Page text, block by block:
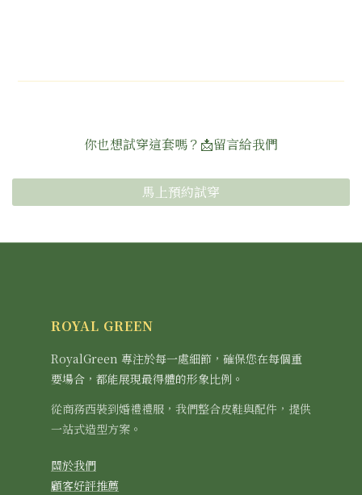
你也想試穿這套嗎？📩留言給我們
馬上預約試穿
ROYAL GREEN
RoyalGreen 專注於每一處細節，確保您在每個重
要場合，都能展現最得體的形象比例。
從商務西裝到婚禮禮服，我們整合皮鞋與配件，提供
一站式造型方案。
關於我們
顧客好評推薦